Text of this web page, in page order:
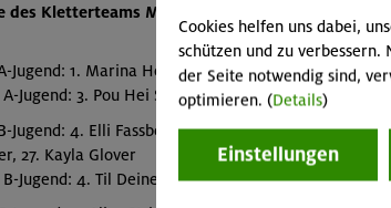
des Kletterteams München & Oberland:
Jugend: 1. Marina Hermann, 3. Jasmyn Glover, 8.
Jugend: 3. Pou Hei Schmirmund, 8. Benedikt
Jugend: 4. Elli Fassbender, 6. Melike Rappmund, 9.
27. Kayla Glover
Jugend: 4. Til Deinert, 11. Lorenz Pechstein, 14.
Cookies helfen uns dabei,
schützen und zu
der Seite notwendig sind,
optimieren. (Details)
Einstellungen